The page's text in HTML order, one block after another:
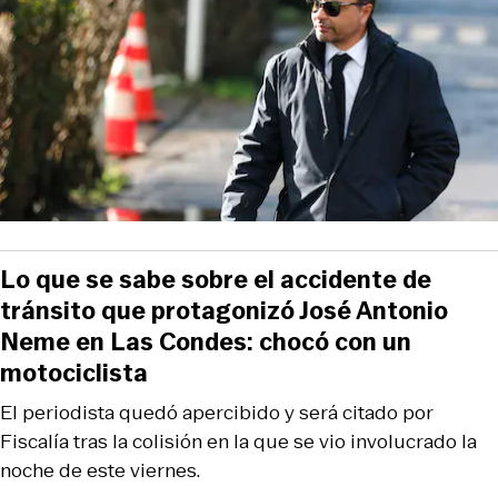
El periodista quedó apercibido y será citado por
Fiscalía tras la colisión en la que se vio involucrado la
noche de este viernes.
Lo que se sabe sobre el accidente de
tránsito que protagonizó José Antonio
Neme en Las Condes: chocó con un
motociclista